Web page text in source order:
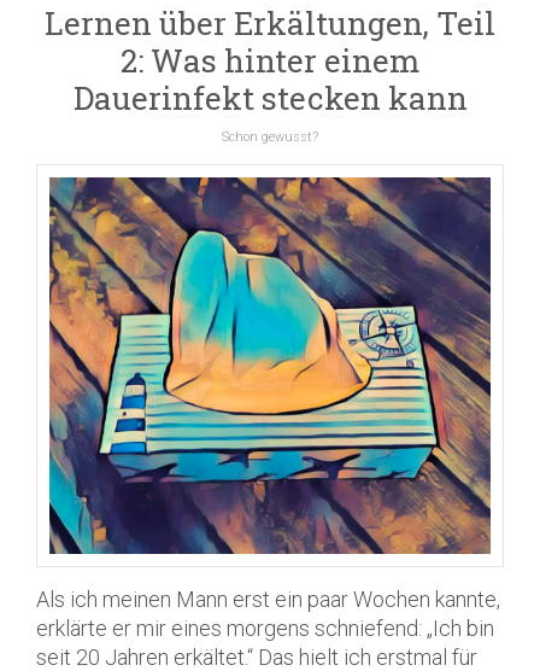
Lernen über Erkältungen, Teil
2: Was hinter einem
Dauerinfekt stecken kann
Schon gewusst?
Als ich meinen Mann erst ein paar Wochen kannte,
erklärte er mir eines morgens schniefend: „Ich bin
seit 20 Jahren erkältet.“ Das hielt ich erstmal für